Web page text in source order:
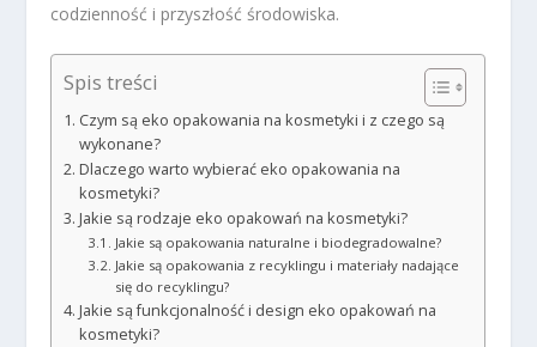
codzienność i przyszłość środowiska.
Spis treści
Czym są eko opakowania na kosmetyki i z czego są
wykonane?
Dlaczego warto wybierać eko opakowania na
kosmetyki?
Jakie są rodzaje eko opakowań na kosmetyki?
Jakie są opakowania naturalne i biodegradowalne?
Jakie są opakowania z recyklingu i materiały nadające
się do recyklingu?
Jakie są funkcjonalność i design eko opakowań na
kosmetyki?